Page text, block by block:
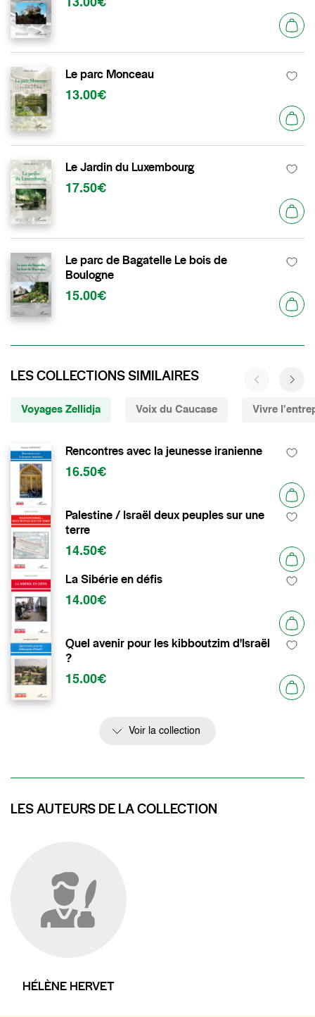
13.00€
Le parc Monceau
13.00€
Le Jardin du Luxembourg
17.50€
Le parc de Bagatelle Le bois de
Boulogne
15.00€
LES COLLECTIONS SIMILAIRES
Voyages Zellidja Voix du Caucase Vivre
Rencontres avec la jeunesse iranienne
16.50€
Palestine / Israël deux peuples sur une
terre
14.50€
La Sibérie en défis
14.00€
Quel avenir pour les kibboutzim d'Israël
?
15.00€
Voir la collection
LES AUTEURS DE LA COLLECTION
HÉLÈNE HERVET